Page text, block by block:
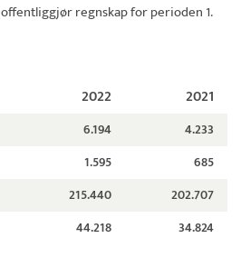
offentliggjør regnskap for perioden 1.
2022 2021
6.194
4.233
1.595
685
215.440
202.707
44.218 34.824